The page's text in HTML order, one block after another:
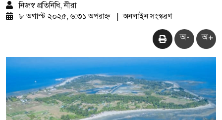
নিজস্ব প্রতিনিধি, নীরা
৮ অগাস্ট ২০২৫, ৬:৩১ অপরাহ্ন
অনলাইন সংস্করণ
অ- অ+